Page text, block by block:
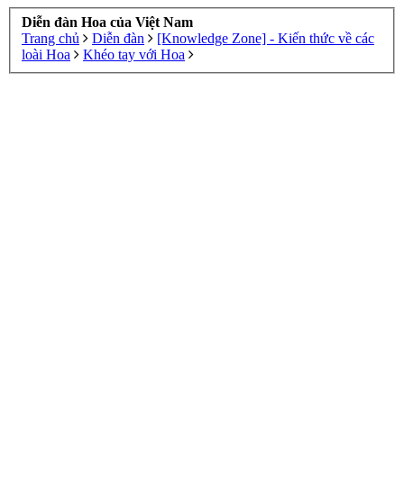
Diễn đàn Hoa của Việt Nam
Trang chủ
Diễn đàn
[Knowledge Zone] - Kiến thức về các
loài Hoa
Khéo tay với Hoa